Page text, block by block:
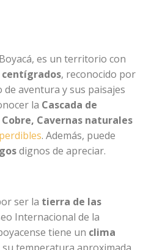
es un territorio con
centígrados, reconocido por
aventura y sus paisajes
la Cascada de
Cavernas naturales
. Además, puede
dignos de apreciar.
ser la tierra de las
Internacional de la
tiene un clima